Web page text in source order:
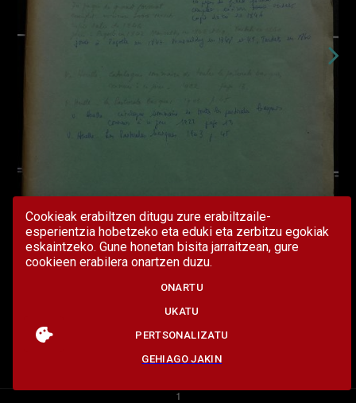
Cookieak erabiltzen ditugu zure erabiltzaile-
esperientzia hobetzeko eta eduki eta zerbitzu egokiak
eskaintzeko. Gune honetan bisita jarraitzean, gure
cookieen erabilera onartzen duzu.
ONARTU
UKATU
PERTSONALIZATU
GEHIAGO JAKIN